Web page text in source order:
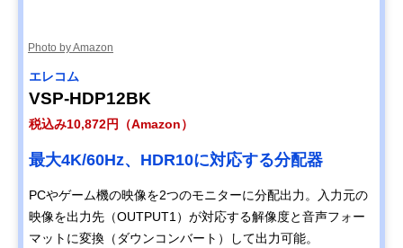
Photo by Amazon
エレコム
VSP-HDP12BK
税込み10,872円（Amazon）
最大4K/60Hz、HDR10に対応する分配器
PCやゲーム機の映像を2つのモニターに分配出力。入力元の
映像を出力先（OUTPUT1）が対応する解像度と音声フォー
マットに変換（ダウンコンバート）して出力可能。